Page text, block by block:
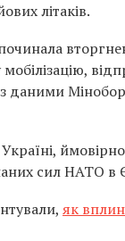
літаків.
даними
сил НАТО в
як